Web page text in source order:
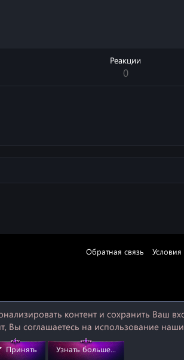
Реакции
0
Обратная связь
контент и сохранить Ваш
Вы соглашаетесь на использование
Принять Узнать больше...